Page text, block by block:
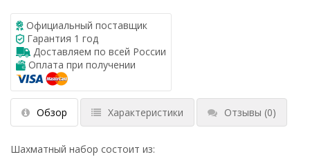
Официальный поставщик
Гарантия 1 год
Доставляем по всей России
Оплата при получении
Обзор Характеристики Отзывы (0)
Шахматный набор состоит из: